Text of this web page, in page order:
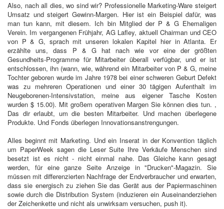
Also, nach all dies, wo sind wir? Professionelle Marketing-Ware steigert
Umsatz und steigert Gewinn-Margen. Hier ist ein Beispiel dafür, was
man tun kann, mit diesem. Ich bin Mitglied der P & G Ehemaligen
Verein. Im vergangenen Frühjahr, AG Lafley, aktuell Chairman und CEO
von P & G, sprach mit unseren lokalen Kapitel hier in Atlanta. Er
erzählte uns, dass P & G hat nach wie vor eine der größten
Gesundheits-Programme für Mitarbeiter überall verfügbar, und er ist
entschlossen, ihn (wann, wie, während ein Mitarbeiter von P & G, meine
Tochter geboren wurde im Jahre 1978 bei einer schweren Geburt Defekt
was zu mehreren Operationen und einer 30 tägigen Aufenthalt im
Neugeborenen-Intensivstation, meine aus eigener Tasche Kosten
wurden $ 15.00). Mit großem operativen Margen Sie können dies tun. ,
Das dir erlaubt, um die besten Mitarbeiter. Und machen überlegene
Produkte. Und Fonds überlegen Innovationsanstrengungen.
Alles beginnt mit Marketing. Und ein Inserat in der Konvention täglich
um PaperWeek sagen die Leser Suite Ihre Verkäufe Menschen sind
besetzt ist es nicht - nicht einmal nahe. Das Gleiche kann gesagt
werden, für eine ganze Seite Anzeige in "Drucken"-Magazin. Sie
müssen mit differenzierten Nachfrage der Endverbraucher und erwarten,
dass sie energisch zu ziehen Sie das Gerät aus der Papiermaschinen
sowie durch die Distribution System (induzieren ein Auseinanderziehen
der Zeichenkette und nicht als unwirksam versuchen, push it).